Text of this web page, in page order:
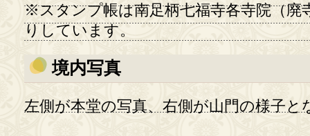
※スタンプ帳は南足柄七福寺各寺院（廃
りしています。
境内写真
左側が本堂の写真、右側が山門の様子と